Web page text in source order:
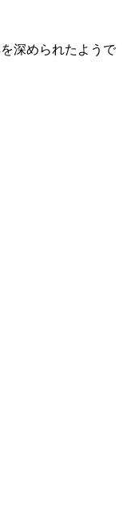
深められたようで